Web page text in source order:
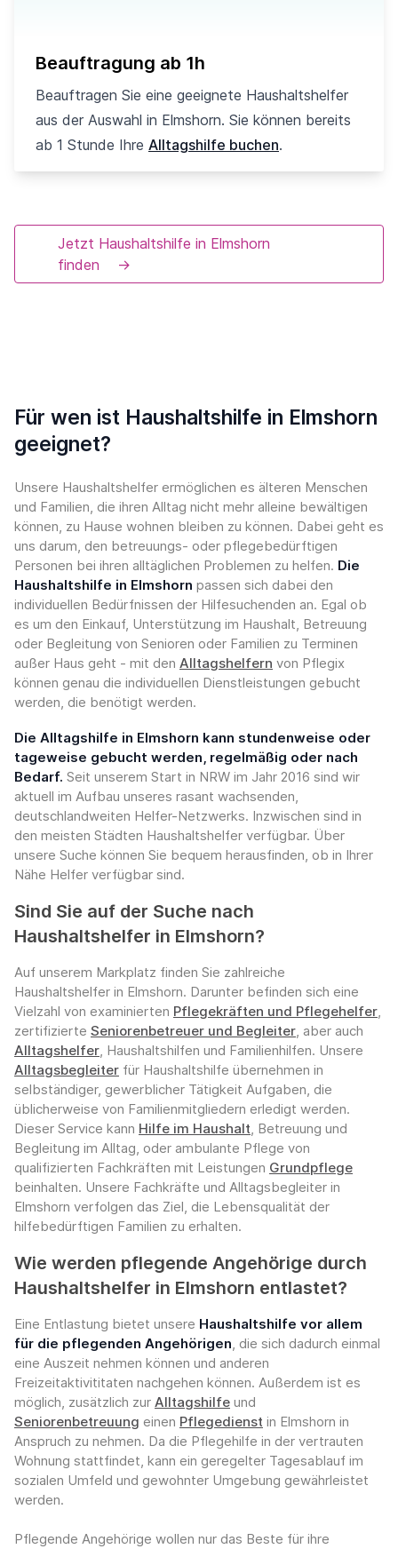
Beauftragung ab 1h
Beauftragen Sie eine geeignete Haushaltshelfer
aus der Auswahl in Elmshorn. Sie können bereits
ab 1 Stunde Ihre Alltagshilfe buchen.
Jetzt Haushaltshilfe in Elmshorn
finden
→
Für wen ist Haushaltshilfe in Elmshorn
geeignet?
Unsere Haushaltshelfer ermöglichen es älteren Menschen
und Familien, die ihren Alltag nicht mehr alleine bewältigen
können, zu Hause wohnen bleiben zu können. Dabei geht es
uns darum, den betreuungs- oder pflegebedürftigen
Personen bei ihren alltäglichen Problemen zu helfen. Die
Haushaltshilfe in Elmshorn passen sich dabei den
individuellen Bedürfnissen der Hilfesuchenden an. Egal ob
es um den Einkauf, Unterstützung im Haushalt, Betreuung
oder Begleitung von Senioren oder Familien zu Terminen
außer Haus geht - mit den Alltagshelfern von Pflegix
können genau die individuellen Dienstleistungen gebucht
werden, die benötigt werden.
Die Alltagshilfe in Elmshorn kann stundenweise oder
tageweise gebucht werden, regelmäßig oder nach
Bedarf. Seit unserem Start in NRW im Jahr 2016 sind wir
aktuell im Aufbau unseres rasant wachsenden,
deutschlandweiten Helfer-Netzwerks. Inzwischen sind in
den meisten Städten Haushaltshelfer verfügbar. Über
unsere Suche können Sie bequem herausfinden, ob in Ihrer
Nähe Helfer verfügbar sind.
Sind Sie auf der Suche nach
Haushaltshelfer in Elmshorn?
Auf unserem Markplatz finden Sie zahlreiche
Haushaltshelfer in Elmshorn. Darunter befinden sich eine
Vielzahl von examinierten Pflegekräften und Pflegehelfer,
zertifizierte Seniorenbetreuer und Begleiter, aber auch
Alltagshelfer, Haushaltshilfen und Familienhilfen. Unsere
Alltagsbegleiter für Haushaltshilfe übernehmen in
selbständiger, gewerblicher Tätigkeit Aufgaben, die
üblicherweise von Familienmitgliedern erledigt werden.
Dieser Service kann Hilfe im Haushalt, Betreuung und
Begleitung im Alltag, oder ambulante Pflege von
qualifizierten Fachkräften mit Leistungen Grundpflege
beinhalten. Unsere Fachkräfte und Alltagsbegleiter in
Elmshorn verfolgen das Ziel, die Lebensqualität der
hilfebedürftigen Familien zu erhalten.
Wie werden pflegende Angehörige durch
Haushaltshelfer in Elmshorn entlastet?
Eine Entlastung bietet unsere Haushaltshilfe vor allem
für die pflegenden Angehörigen, die sich dadurch einmal
eine Auszeit nehmen können und anderen
Freizeitaktivititaten nachgehen können. Außerdem ist es
möglich, zusätzlich zur Alltagshilfe und
Seniorenbetreuung einen Pflegedienst in Elmshorn in
Anspruch zu nehmen. Da die Pflegehilfe in der vertrauten
Wohnung stattfindet, kann ein geregelter Tagesablauf im
sozialen Umfeld und gewohnter Umgebung gewährleistet
werden.
Pflegende Angehörige wollen nur das Beste für ihre